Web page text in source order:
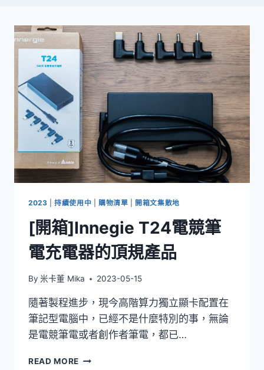
2023 |持續使用中 購物清單 開箱文集散地
[開箱]Innegie T24電競筆
電充電器的頂規產品
By 米卡董 Mika 2023-05-15
隨著製程進步，現今高階算力獨立顯卡配置在
筆記型電腦中，已經不是什麼特別的事，無論
是電競筆電或者創作者筆電，都已…
READ MORE [開